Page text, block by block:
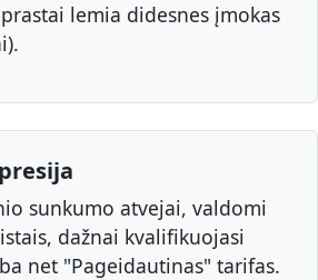
lemia didesnes įmokas
sunkumo atvejai, valdomi
dažnai kvalifikuojasi
net "Pageidautinas" tarifas.